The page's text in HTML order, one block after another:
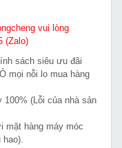
vui lòng
(Zalo)
sách siêu ưu đãi
mọi nỗi lo mua hàng
100% (Lỗi của nhà sản
mặt hàng máy móc